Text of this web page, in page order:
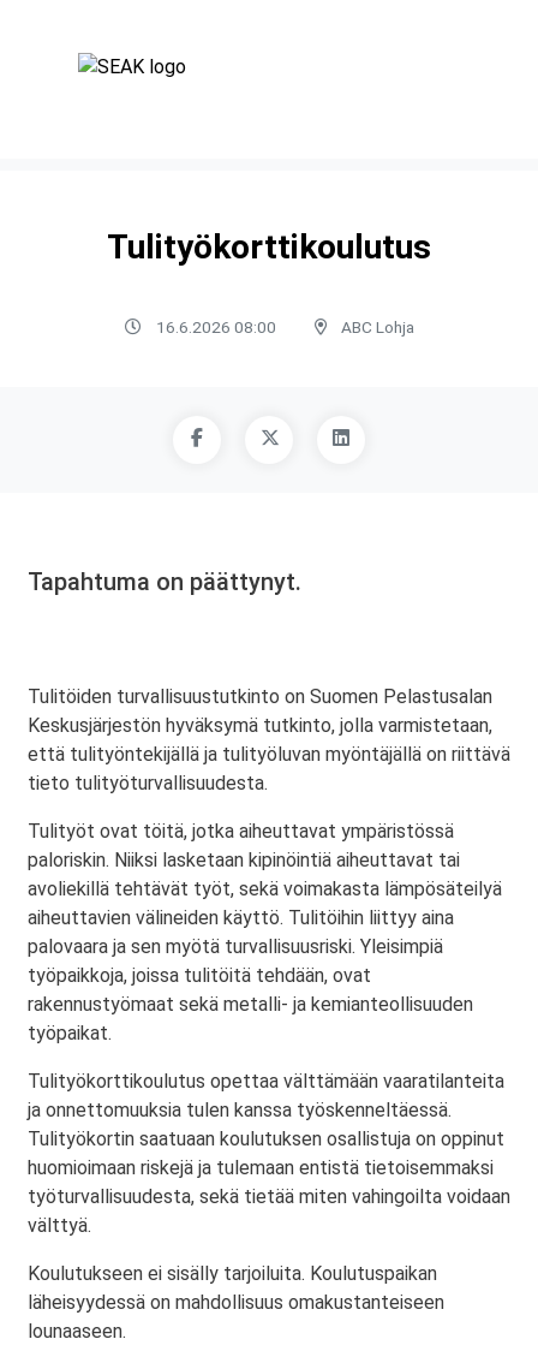
Tulityökorttikoulutus
16.6.2026 08:00 ABC Lohja
Tapahtuma on päättynyt.
Tulitöiden turvallisuustutkinto on Suomen Pelastusalan
Keskusjärjestön hyväksymä tutkinto, jolla varmistetaan,
että tulityöntekijällä ja tulityöluvan myöntäjällä on riittävä
tieto tulityöturvallisuudesta.
Tulityöt ovat töitä, jotka aiheuttavat ympäristössä
paloriskin. Niiksi lasketaan kipinöintiä aiheuttavat tai
avoliekillä tehtävät työt, sekä voimakasta lämpösäteilyä
aiheuttavien välineiden käyttö. Tulitöihin liittyy aina
palovaara ja sen myötä turvallisuusriski. Yleisimpiä
työpaikkoja, joissa tulitöitä tehdään, ovat
rakennustyömaat sekä metalli- ja kemianteollisuuden
työpaikat.
Tulityökorttikoulutus opettaa välttämään vaaratilanteita
ja onnettomuuksia tulen kanssa työskenneltäessä.
Tulityökortin saatuaan koulutuksen osallistuja on oppinut
huomioimaan riskejä ja tulemaan entistä tietoisemmaksi
työturvallisuudesta, sekä tietää miten vahingoilta voidaan
välttyä.
Koulutukseen ei sisälly tarjoiluita. Koulutuspaikan
läheisyydessä on mahdollisuus omakustanteiseen
lounaaseen.